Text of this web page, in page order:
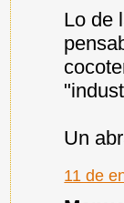
Lo de
Un
11 de